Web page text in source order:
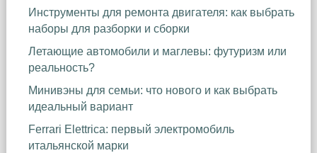
Инструменты для ремонта двигателя: как выбрать
наборы для разборки и сборки
Летающие автомобили и маглевы: футуризм или
реальность?
Минивэны для семьи: что нового и как выбрать
идеальный вариант
Ferrari Elettrica: первый электромобиль
итальянской марки